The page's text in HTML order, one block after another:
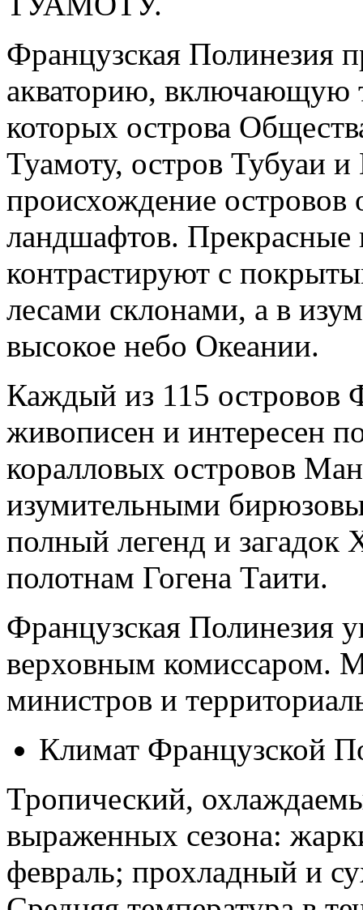
Французская Полинезия
акваторию, включающую
которых острова
Туамоту, остров Тубуаи
происхождение островов
ландшафтов. Прекрасные
контрастируют с
лесами склонами, а в
высокое небо Океании.
Каждый из 115 островов
живописен и интересен
коралловых островов
изумительными
полный легенд и загадок
полотнам Гогена Таити.
Французская Полинезия
верховным комиссаром.
министров и
Климат Французской
Тропический,
выраженных сезона:
февраль; прохладный и